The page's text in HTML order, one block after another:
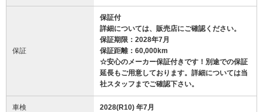
保証
保証付
詳細については、販売店にご確認ください。
保証期限：2028年7月
保証距離：60,000km
☆安心のメーカー保証付きです！別途での保証
延長もご用意しております。詳細については当
社スタッフまでご確認下さい。
車検 2028(R10) 年7月